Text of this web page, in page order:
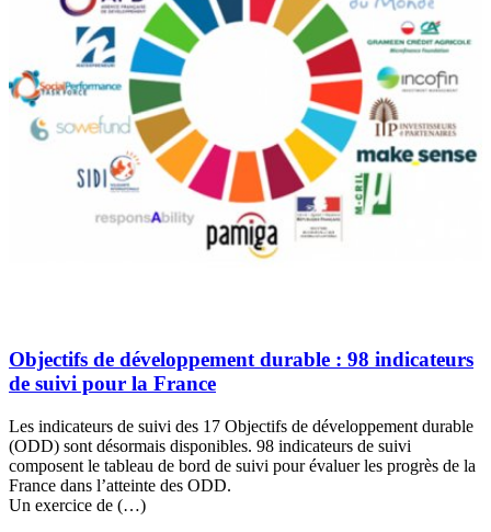
Objectifs de développement durable : 98 indicateurs
de suivi pour la France
Les indicateurs de suivi des 17 Objectifs de développement durable
(ODD) sont désormais disponibles. 98 indicateurs de suivi
composent le tableau de bord de suivi pour évaluer les progrès de la
France dans l’atteinte des ODD.
Un exercice de (…)